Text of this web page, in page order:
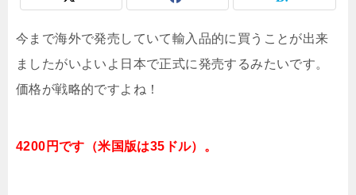
今まで海外で発売していて輸入品的に買うことが出来
ましたがいよいよ日本で正式に発売するみたいです。
価格が戦略的ですよね！
4200円です（米国版は35ドル）。